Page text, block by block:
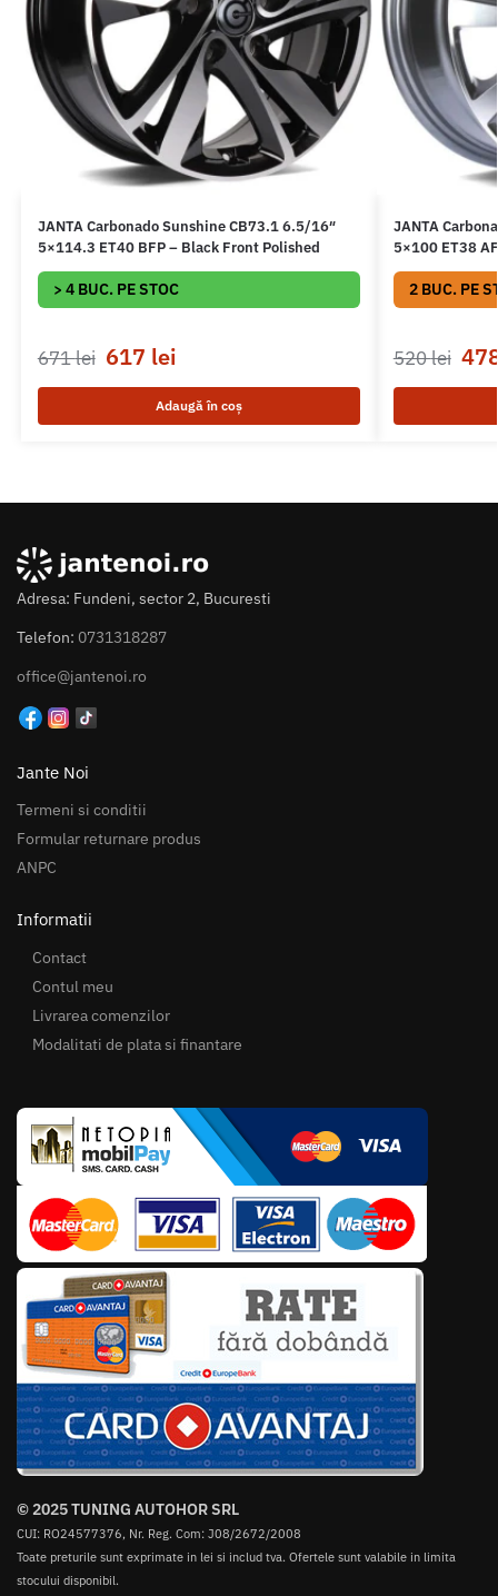
JANTA Carbonado Sunshine CB73.1 6.5/16″
5×114.3 ET40 BFP – Black Front Polished
> 4 BUC. PE STOC
671lei 617 lei
Adaugă în coș
JANTA
5×100 ET38
2 BUC. PE
520lei
Adresa: Fundeni, sector 2, Bucuresti
Telefon: 0731318287
office@jantenoi.ro
Jante Noi
Termeni si conditii
Formular returnare produs
ANPC
Informatii
Contact
Contul meu
Livrarea comenzilor
Modalitati de plata si finantare
© 2025 TUNING AUTOHOR SRL
CUI: RO24577376, Nr. Reg. Com: J08/2672/2008
Toate preturile sunt exprimate in lei si includ tva. Ofertele sunt valabile in limita
stocului disponibil.